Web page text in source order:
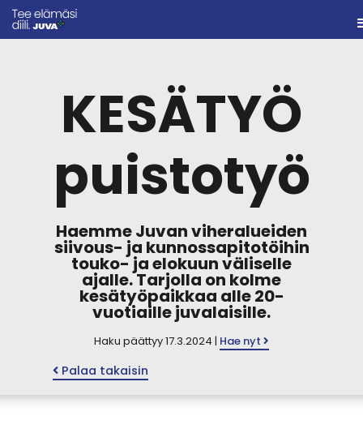
KESÄTYÖ
puistotyö
Haemme Juvan viheralueiden
siivous- ja kunnossapitotöihin
touko- ja elokuun väliselle
ajalle. Tarjolla on kolme
kesätyöpaikkaa alle 20-
vuotiaille juvalaisille.
Haku päättyy 17.3.2024 | Hae nyt
Palaa takaisin